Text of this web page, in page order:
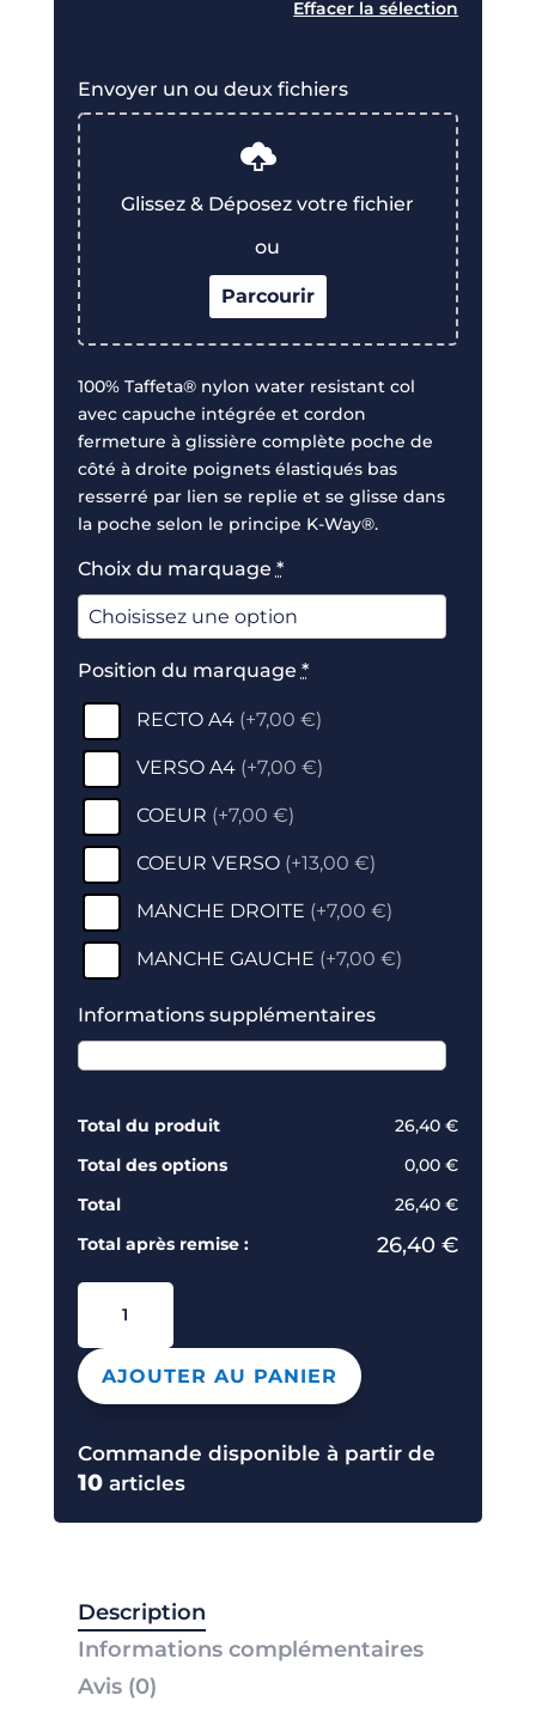
Effacer
Envoyer un ou deux fichiers
Glissez & Déposez votre fichier
ou
Parcourir
100% Taffeta® nylon water resistant col
avec capuche intégrée et cordon
fermeture à glissière complète poche de
côté à droite poignets élastiqués bas
resserré par lien se replie et se glisse dans
la poche selon le principe K-Way®.
Choix du marquage *
Position du marquage *
RECTO A4 (+7,00 €)
VERSO A4 (+7,00 €)
COEUR (+7,00 €)
COEUR VERSO (+13,00 €)
MANCHE DROITE (+7,00 €)
MANCHE GAUCHE (+7,00 €)
Informations supplémentaires
Total du produit
26,40 €
Total des options
0,00 €
Total
26,40 €
Total après remise :
26,40 €
quantité
BC300
COUPE-
VENT
AJOUTER AU PANIER
Commande disponible à partir de
10articles
Description
Informations complémentaires
Avis (0)